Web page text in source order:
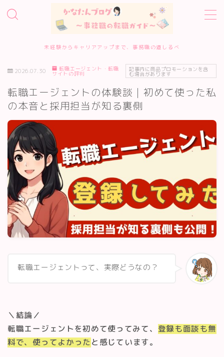
未経験からキャリアアップまで、事務職の道しるべ
ホーム
事務職転職サービス診断
転職エージェント10選
転職準備・進め方
エージェント・サイトの評判
履歴書・面接対策
スキルアップ・資格
記事一覧
2026.07.30 転職エージェント・転職
サイトの評判
記事内に商品プロモーションを含
む場合があります
転職エージェントの体験談｜初めて使った私
の本音と採用担当が知る裏側
転職エージェントって、実際どうなの？
＼結論／
転職エージェントを初めて使ってみて、 登録も面談も無
料で、使ってよかったと感じています。